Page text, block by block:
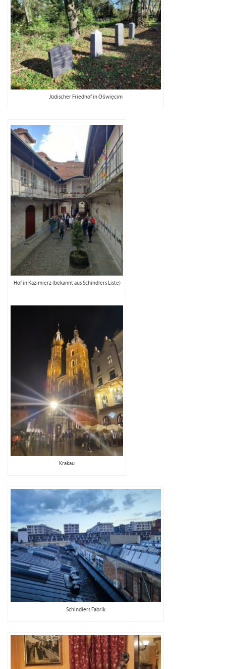
Jüdischer Friedhof in Oświęcim
Hof in Kazimierz (bekannt aus Schindlers Liste)
Krakau
Schindlers Fabrik